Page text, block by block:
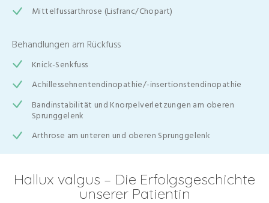
Mittelfussarthrose (Lisfranc/Chopart)
Behandlungen am Rückfuss
Knick-Senkfuss
Achillessehnentendinopathie/-insertionstendinopathie
Bandinstabilität und Knorpelverletzungen am oberen
Sprunggelenk
Arthrose am unteren und oberen Sprunggelenk
Hallux valgus – Die Erfolgsgeschichte
unserer Patientin